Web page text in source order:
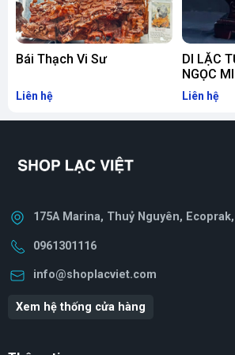
lên đẳng cấp của chủ nhân.
Bái Thạch Vi Sư
Liên hệ
DI LẶC
NGỌC
Liên hệ
175A Marina, Thuỷ Nguyên,
0961301116
info@shoplacviet.com
Xem hệ thống cửa hàng